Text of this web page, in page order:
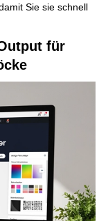
Sie sie schnell
für